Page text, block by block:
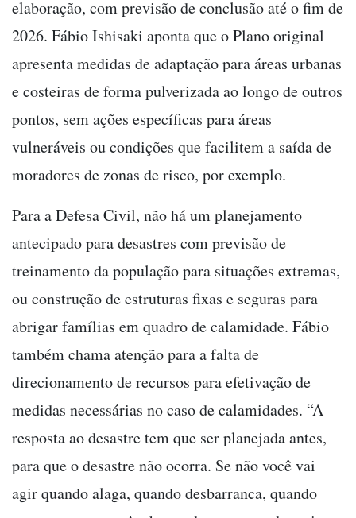
elaboração, com previsão de conclusão até o fim de
2026. Fábio Ishisaki aponta que o Plano original
apresenta medidas de adaptação para áreas urbanas
e costeiras de forma pulverizada ao longo de outros
pontos, sem ações específicas para áreas
vulneráveis ou condições que facilitem a saída de
moradores de zonas de risco, por exemplo.
Para a Defesa Civil, não há um planejamento
antecipado para desastres com previsão de
treinamento da população para situações extremas,
ou construção de estruturas fixas e seguras para
abrigar famílias em quadro de calamidade. Fábio
também chama atenção para a falta de
direcionamento de recursos para efetivação de
medidas necessárias no caso de calamidades. “A
resposta ao desastre tem que ser planejada antes,
para que o desastre não ocorra. Se não você vai
agir quando alaga, quando desbarranca, quando